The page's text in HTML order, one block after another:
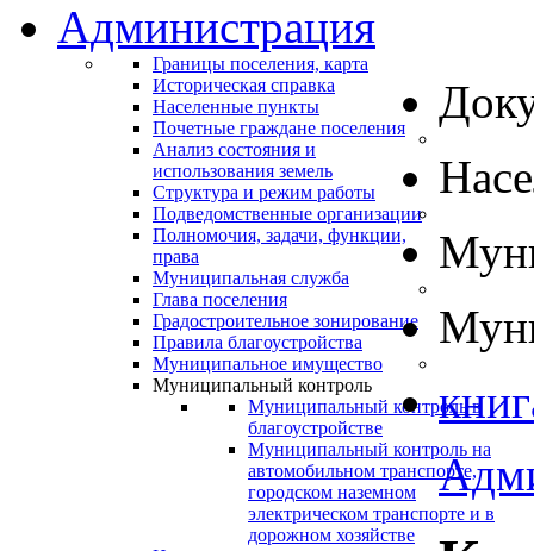
Администрация
Границы поселения, карта
Историческая справка
Населенные пункты
Почетные граждане поселения
Анализ состояния и
использования земель
Структура и режим работы
Подведомственные организации
Полномочия, задачи, функции,
права
Муниципальная служба
Глава поселения
Градостроительное зонирование
Правила благоустройства
Муниципальное имущество
Муниципальный контроль
Муниципальный контроль в
благоустройстве
Муниципальный контроль на
автомобильном транспорте,
городском наземном
электрическом транспорте и в
дорожном хозяйстве